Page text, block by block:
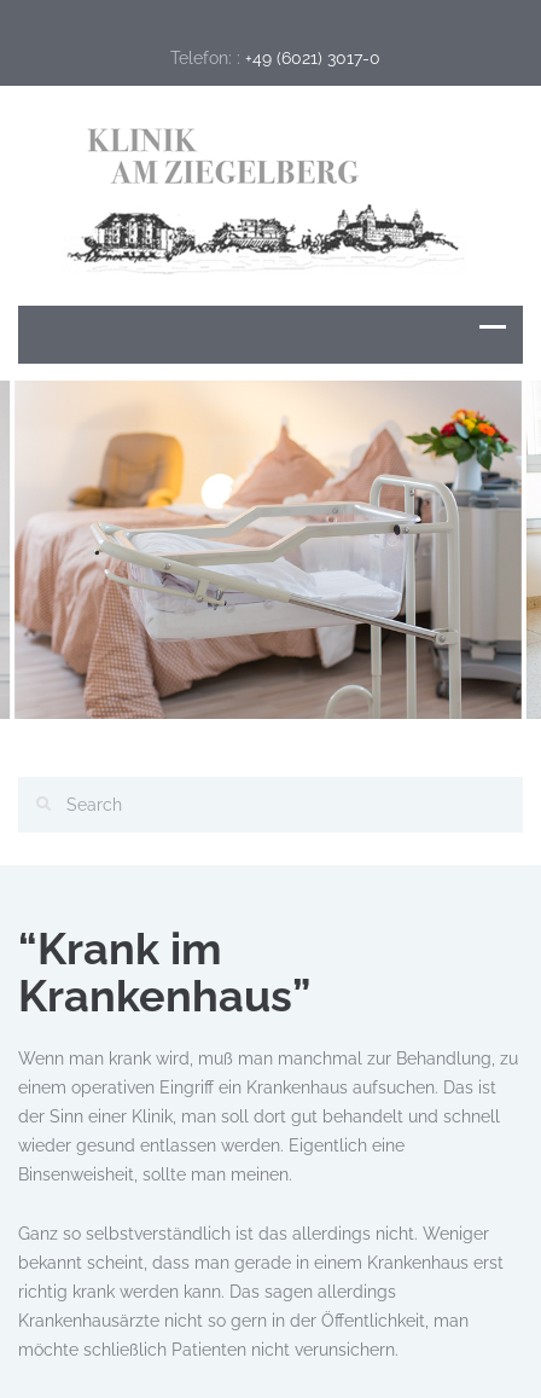
Telefon: : +49 (6021) 3017-0
“Krank im
Krankenhaus”
Wenn man krank wird, muß man manchmal zur Behandlung, zu
einem operativen Eingriff ein Krankenhaus aufsuchen. Das ist
der Sinn einer Klinik, man soll dort gut behandelt und schnell
wieder gesund entlassen werden. Eigentlich eine
Binsenweisheit, sollte man meinen.
Ganz so selbstverständlich ist das allerdings nicht. Weniger
bekannt scheint, dass man gerade in einem Krankenhaus erst
richtig krank werden kann. Das sagen allerdings
Krankenhausärzte nicht so gern in der Öffentlichkeit, man
möchte schließlich Patienten nicht verunsichern.